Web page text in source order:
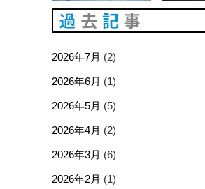
2026年7月 (2)
2026年6月 (1)
2026年5月 (5)
2026年4月 (2)
2026年3月 (6)
2026年2月 (1)